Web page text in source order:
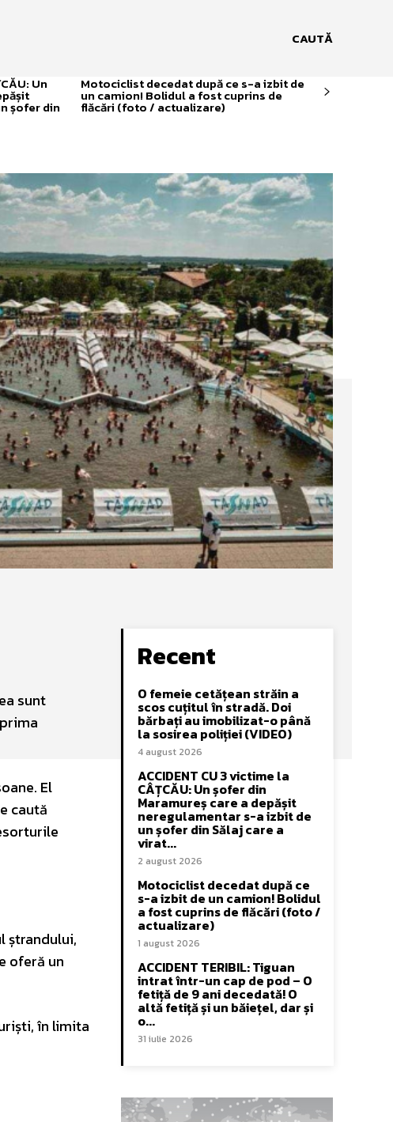
CAUTĂ
Un
șofer din
Motociclist decedat după ce s-a izbit de
un camion! Bolidul a fost cuprins de
flăcări (foto / actualizare)
sunt
El
caută
ștrandului,
oferă un
în limita
Recent
O femeie cetățean străin a
scos cuțitul în stradă. Doi
bărbați au imobilizat-o până
la sosirea poliției (VIDEO)
4 august 2026
ACCIDENT CU 3 victime la
CÂȚCĂU: Un șofer din
Maramureș care a depășit
neregulamentar s-a izbit de
un șofer din Sălaj care a
virat...
2 august 2026
Motociclist decedat după ce
s-a izbit de un camion! Bolidul
a fost cuprins de flăcări (foto /
actualizare)
1 august 2026
ACCIDENT TERIBIL: Tiguan
intrat într-un cap de pod – O
fetiță de 9 ani decedată! O
altă fetiță și un băiețel, dar și
o...
31 iulie 2026